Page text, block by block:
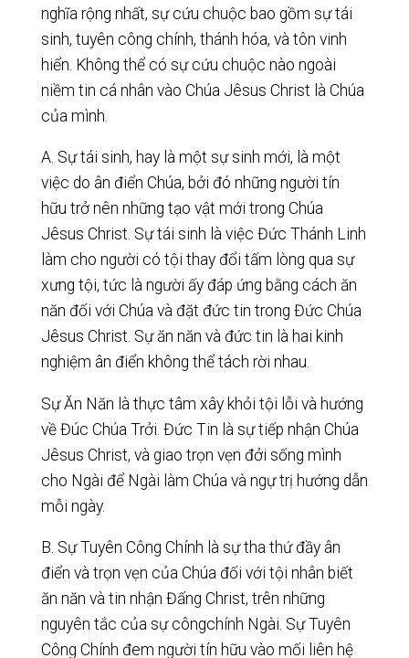
nghĩa rộng nhất, sự cứu chuộc bao gồm sự tái
sinh, tuyên công chính, thánh hóa, và tôn vinh
hiển. Không thể có sự cứu chuộc nào ngoài
niềm tin cá nhân vào Chúa Jêsus Christ là Chúa
của mình.
A. Sự tái sinh, hay là một sự sinh mới, là một
việc do ân điển Chúa, bởi đó những người tín
hữu trở nên những tạo vật mới trong Chúa
Jêsus Christ. Sự tái sinh là việc Đức Thánh Linh
làm cho người có tội thay đổi tấm lòng qua sự
xưng tội, tức là người ấy đáp ứng bằng cách ăn
năn đối với Chúa và đặt đức tin trong Đức Chúa
Jêsus Christ. Sự ăn năn và đức tin là hai kinh
nghiệm ân điển không thể tách rời nhau.
Sự Ăn Năn là thực tâm xây khỏi tội lỗi và hướng
về Đúc Chúa Trởi. Đức Tin là sự tiếp nhận Chúa
Jêsus Christ, và giao trọn vẹn đởi sống mình
cho Ngài để Ngài làm Chúa và ngự trị hướng dẫn
mỗi ngày.
B. Sự Tuyên Công Chính là sự tha thứ đầy ân
điển và trọn vẹn của Chúa đối với tội nhân biết
ăn năn và tin nhận Đấng Christ, trên những
nguyên tắc của sự côngchính Ngài. Sự Tuyên
Công Chính đem người tín hữu vào mối liên hệ